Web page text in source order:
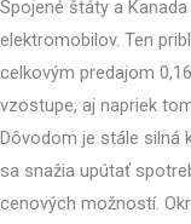
Spojené štáty a
elektromobilov. Ten
celkovým predajom
vzostupe, aj napriek
Dôvodom je stále silná
sa snažia upútať
cenových možností.